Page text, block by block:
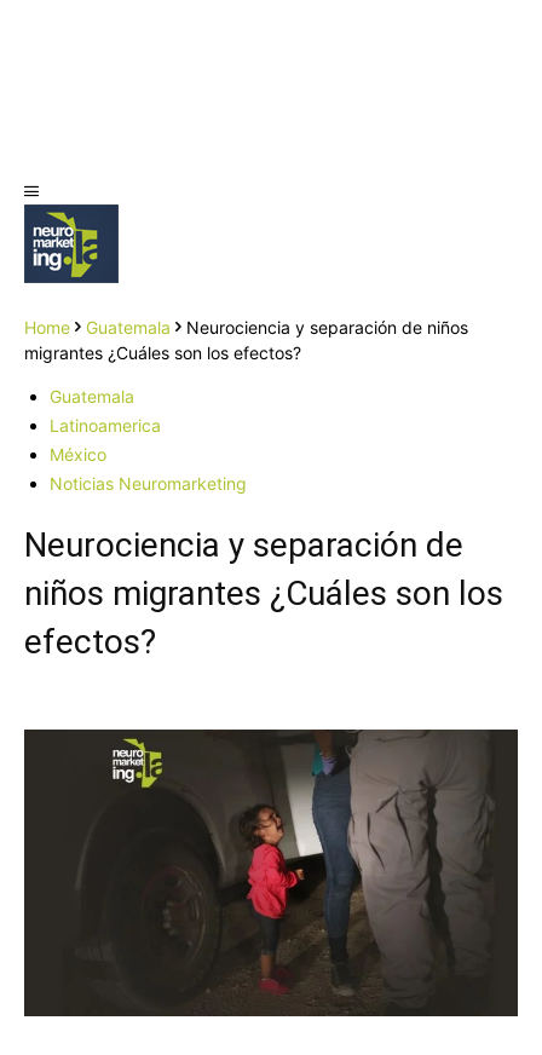
Home Guatemala
Neurociencia y separación de niños
migrantes ¿Cuáles son los efectos?
Guatemala
Latinoamerica
México
Noticias Neuromarketing
Neurociencia y separación de
niños migrantes ¿Cuáles son los
efectos?